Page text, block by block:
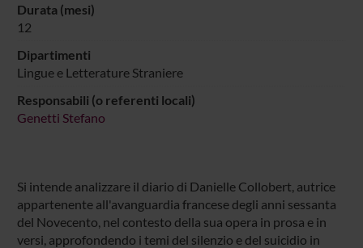
Durata (mesi)
12
Dipartimenti
Lingue e Letterature Straniere
Responsabili (o referenti locali)
Genetti Stefano
Si intende analizzare il diario di Danielle Collobert, autrice
appartenente all'avanguardia francese degli anni sessanta
del Novecento, nel contesto della sua opera in prosa e in
versi, approfondendo i temi del silenzio e del suicidio in